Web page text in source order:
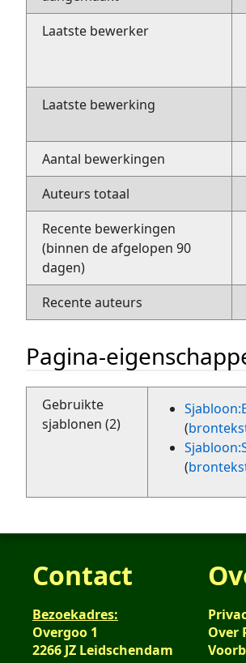
Laatste bewerker
Laatste bewerking
Aantal bewerkingen
Auteurs totaal
Recente bewerkingen
(binnen de afgelopen 90
dagen)
Recente auteurs
Pagina-
Gebruikte
sjablonen (2)
(
(
Contact
Bezoekadres:
Overgoo 1
2266 JZ Leidschendam
Over